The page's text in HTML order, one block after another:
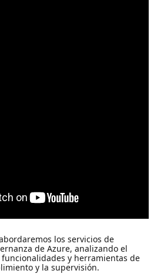
los servicios de
de Azure, analizando el
y herramientas de
y la supervisión.